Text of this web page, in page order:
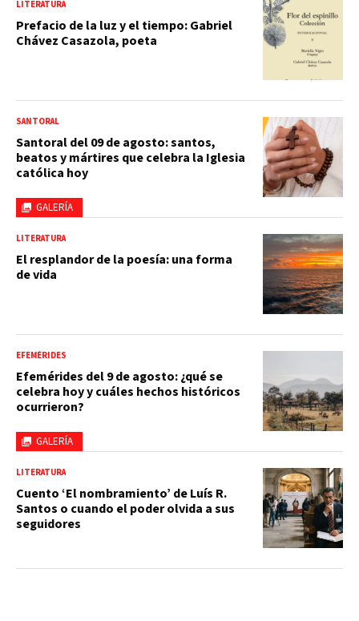
LITERATURA
Prefacio de la luz y el tiempo: Gabriel
Chávez Casazola, poeta
GALERÍA
SANTORAL
Santoral del 09 de agosto: santos,
beatos y mártires que celebra la Iglesia
católica hoy
LITERATURA
El resplandor de la poesía: una forma
de vida
GALERÍA
EFEMÉRIDES
Efemérides del 9 de agosto: ¿qué se
celebra hoy y cuáles hechos históricos
ocurrieron?
LITERATURA
Cuento ‘El nombramiento’ de Luís R.
Santos o cuando el poder olvida a sus
seguidores